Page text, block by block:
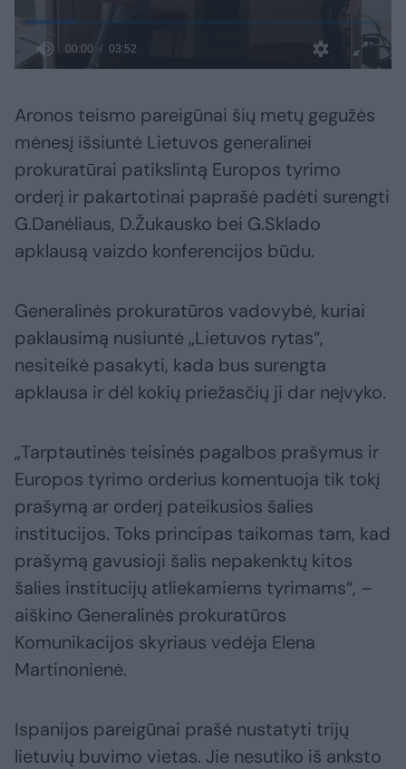
Aronos teismo pareigūnai šių metų gegužės
mėnesį išsiuntė Lietuvos generalinei
prokuratūrai patikslintą Europos tyrimo
orderį ir pakartotinai paprašė padėti surengti
G.Danėliaus, D.Žukausko bei G.Sklado
apklausą vaizdo konferencijos būdu.
Generalinės prokuratūros vadovybė, kuriai
paklausimą nusiuntė „Lietuvos rytas“,
nesiteikė pasakyti, kada bus surengta
apklausa ir dėl kokių priežasčių ji dar neįvyko.
„Tarptautinės teisinės pagalbos prašymus ir
Europos tyrimo orderius komentuoja tik tokį
prašymą ar orderį pateikusios šalies
institucijos. Toks principas taikomas tam, kad
prašymą gavusioji šalis nepakenktų kitos
šalies institucijų atliekamiems tyrimams“, –
aiškino Generalinės prokuratūros
Komunikacijos skyriaus vedėja Elena
Martinonienė.
Ispanijos pareigūnai prašė nustatyti trijų
lietuvių buvimo vietas. Jie nesutiko iš anksto